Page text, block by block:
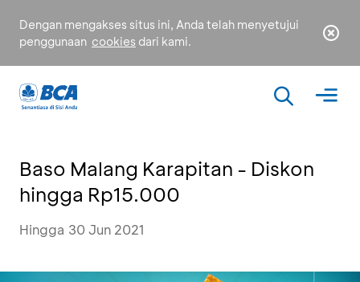
Dengan mengakses situs ini, Anda telah menyetujui
penggunaan cookies dari kami.
Baso Malang Karapitan - Diskon
hingga Rp15.000
Hingga 30 Jun 2021